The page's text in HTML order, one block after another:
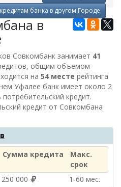
банка в другом Городе
в
Совкомбанк занимает 41
общим объемом
на 54 месте рейтинга
Уфалее банк имеет около 2
кредит.
кредит от Совкомбана
Сумма кредита
Макс.
срок
250 000 1‑60 мес.